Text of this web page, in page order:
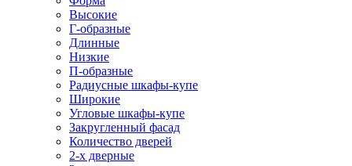
Высокие
Г-образные
Длинные
Низкие
П-образные
Радиусные шкафы-купе
Широкие
Угловые шкафы-купе
Закругленный фасад
Количество дверей
2-х дверные